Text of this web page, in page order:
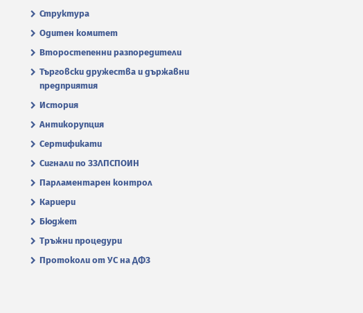
Структура
Одитен комитет
Второстепенни разпоредители
Търговски дружества и държавни
предприятия
История
Антикорупция
Сертификати
Сигнали по ЗЗЛПСПОИН
Парламентарен контрол
Кариери
Бюджет
Тръжни процедури
Протоколи от УС на ДФЗ